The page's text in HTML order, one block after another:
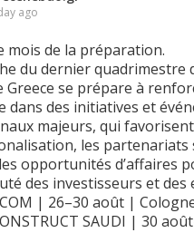
ago
mois de la préparation.
du dernier quadrimestre
Greece se prépare à
dans des initiatives et
majeurs, qui favorisent
les
opportunités d’affaires
des investisseurs et des
| 26–30 août |
SAUDI | 30